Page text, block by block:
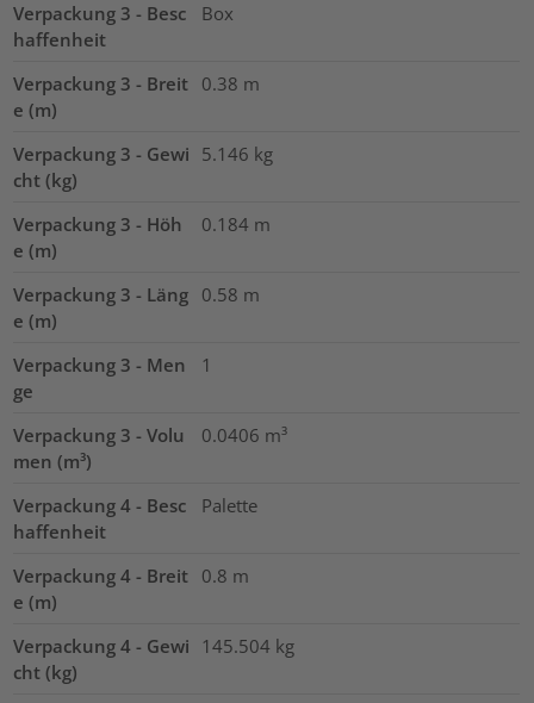
Verpackung 3 - Besc
haffenheit
Box
Verpackung 3 - Breit
e (m)
0.38 m
Verpackung 3 - Gewi
cht (kg)
5.146 kg
Verpackung 3 - Höh
e (m)
0.184 m
Verpackung 3 - Läng
e (m)
0.58 m
Verpackung 3 - Men
ge
1
Verpackung 3 - Volu
men (m³)
0.0406 m³
Verpackung 4 - Besc
haffenheit
Palette
Verpackung 4 - Breit
e (m)
0.8 m
Verpackung 4 - Gewi
cht (kg)
145.504 kg